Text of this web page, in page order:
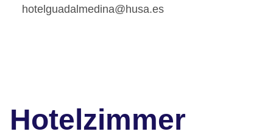
hotelguadalmedina@husa.es
Hotelzimmer